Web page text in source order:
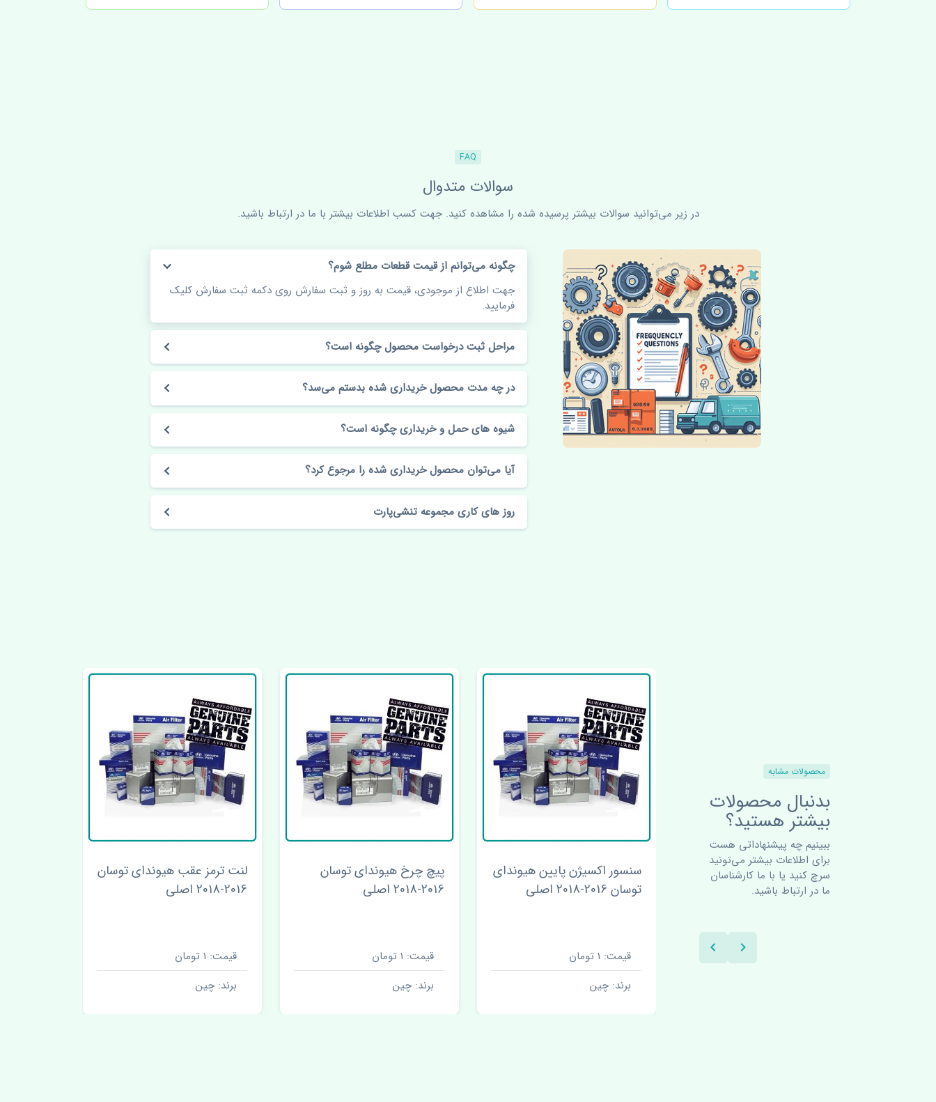
FAQ
سوالات متدوال
در زیر می‌توانید سوالات بیشتر پرسیده شده را مشاهده کنید. جهت کسب اطلاعات بیشتر با ما در ارتباط باشید.
چگونه می‌توانم از قیمت قطعات مطلع شوم؟
جهت اطلاع از موجودی، قیمت به روز و ثبت سفارش روی دکمه ثبت سفارش کلیک
فرمایید.
مراحل ثبت درخواست محصول چگونه است؟
در چه مدت محصول خریداری شده بدستم می‌سد؟
شیوه های حمل و خریداری چگونه است؟
آیا می‌توان محصول خریداری شده را مرجوع کرد؟
روز های کاری مجموعه تنشی‌پارت
محصولات مشابه
بدنبال محصولات
بیشتر هستید؟
ببینیم چه پیشنهاداتی هست
برای اطلاعات بیشتر می‌تونید
سرچ کنید یا با ما کارشناسان
ما در ارتباط باشید.
سنسور دمای آب هیوندای
توسان 2016-2018 اصلی
سنسور اکسیژن پایین هیوندای
توسان 2016-2018 اصلی
قیمت: 1 تومان
برند: چین
پیچ چرخ هیوندای توسان
2016-2018 اصلی
قیمت: 1 تومان
برند: چین
لنت ترمز عقب هیوندای توسان
2016-2018 اصلی
قیمت: 1 تومان
برند: چین